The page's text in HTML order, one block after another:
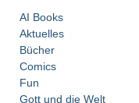
AI Books
Aktuelles
Bücher
Comics
Fun
Gott und die Welt